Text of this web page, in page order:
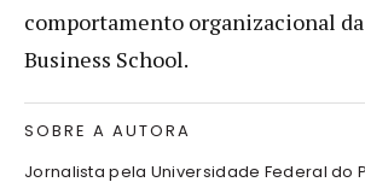
comportamento organizacional
Business School.
SOBRE A AUTORA
Jornalista pela Universidade Federal do